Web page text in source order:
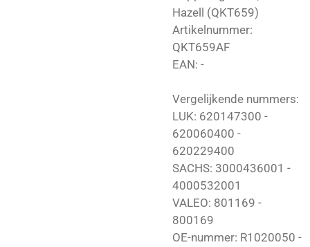
Hazell (QKT659)
Artikelnummer:
QKT659AF
EAN: -
Vergelijkende nummers:
LUK: 620147300 -
620060400 -
620229400
SACHS: 3000436001 -
4000532001
VALEO: 801169 -
800169
OE-nummer: R1020050 -